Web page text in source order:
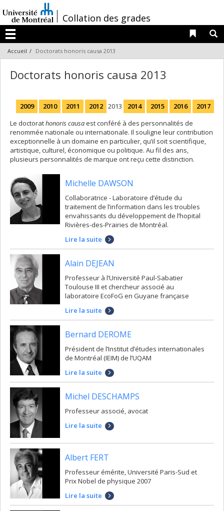
au
contenu
/
Collation des grades
Menu
Liens
Accueil Doctorats honoris causa 2013
Doctorats honoris causa 2013
2009 2010 2011 2012 2013 2014 2015 2016
2017
Le doctorathonoris causaest conféré à des personnalités de
renommée nationale ou internationale. Il souligne leur contribution
exceptionnelle à un domaine en particulier, qu’il soit scientifique,
artistique, culturel, économique ou politique. Au fil des ans,
plusieurs personnalités de marque ont reçu cette distinction.
Michelle DAWSON
Collaboratrice - Laboratoire d’étude du
traitement de l’information dans les troubles
envahissants du développement de l’hopital
Rivières-des-Prairies de Montréal.
Lire la suite
Alain DEJEAN
Professeur à l’Université Paul-Sabatier
Toulouse III et chercheur associé au
laboratoire EcoFoG en Guyane française
Lire la suite
Bernard DEROME
Président de l’Institut d’études internationales
de Montréal (IEIM) de l’UQAM
Lire la suite
Michel DESCHAMPS
Professeur associé, avocat
Lire la suite
Albert FERT
Professeur émérite, Université Paris-Sud et
Prix Nobel de physique 2007
Lire la suite